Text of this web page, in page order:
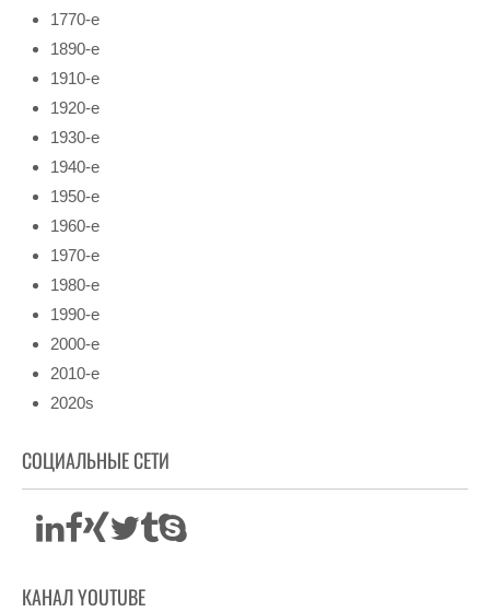
1770-е
1890-е
1910-е
1920-е
1930-е
1940-е
1950-е
1960-е
1970-е
1980-е
1990-е
2000-е
2010-е
2020s
СОЦИАЛЬНЫЕ СЕТИ
КАНАЛ YOUTUBE